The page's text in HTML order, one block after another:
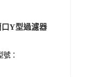
Y型過濾器
：